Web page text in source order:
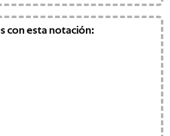
con esta notación: